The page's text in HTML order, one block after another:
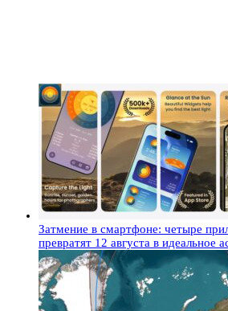
Затмение в смартфоне: четыре
превратят 12 августа в идеальное